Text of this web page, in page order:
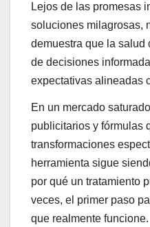
Lejos de las promesas
soluciones milagrosas,
demuestra que la salud
de decisiones
expectativas alineadas
En un mercado
publicitarios y fórmulas
transformaciones
herramienta sigue
por qué un tratamiento
veces, el primer paso
que realmente funcione.